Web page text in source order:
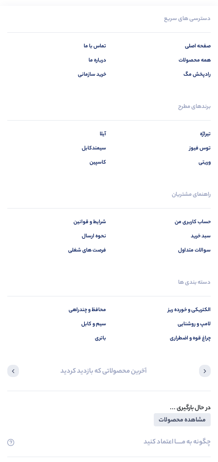
دسترسی های سریع
صفحه اصلی
همه محصولات
رادپخش مگ
تماس با ما
درباره ما
خرید سازمانی
برندهای مطرح
تیراژه
توس فیوز
وریتی
آیلا
سیمندکابل
کاسپین
راهنمای مشتریان
حساب کاربری من
سبد خرید
سوالات متداول
شرایط و قوانین
نحوه ارسال
فرصت های شغلی
دسته بندی ها
الکتریکی و خورده ریز
لامپ و روشنایی
چراغ قوه و اضطراری
محافظ و چندراهی
سیم و کابل
باتری
آخرین محصولاتی که بازدید کردید
در حال بارگیری ...
مشاهده محصولات
چگونه به مــــــا اعتماد کنید